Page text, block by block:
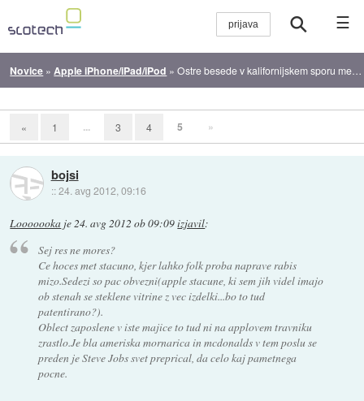
☰
Novice » Apple iPhone/iPad/iPod »Ostre besede v kalifornijskem sporu med Applom in Samsungom
« 1 ... 3 4 5 »
bojsi
::24. avg 2012, 09:16
Looooooka je24. avg 2012 ob 09:09izjavil:
Sej res ne mores?
Ce hoces met stacuno, kjer lahko folk proba naprave rabis
mizo.Sedezi so pac obvezni(apple stacune, ki sem jih videl imajo
ob stenah se steklene vitrine z vec izdelki...bo to tud
patentirano?).
Oblect zaposlene v iste majice to tud ni na applovem travniku
zrastlo.Je bla ameriska mornarica in mcdonalds v tem poslu se
preden je Steve Jobs svet preprical, da celo kaj pametnega
pocne.